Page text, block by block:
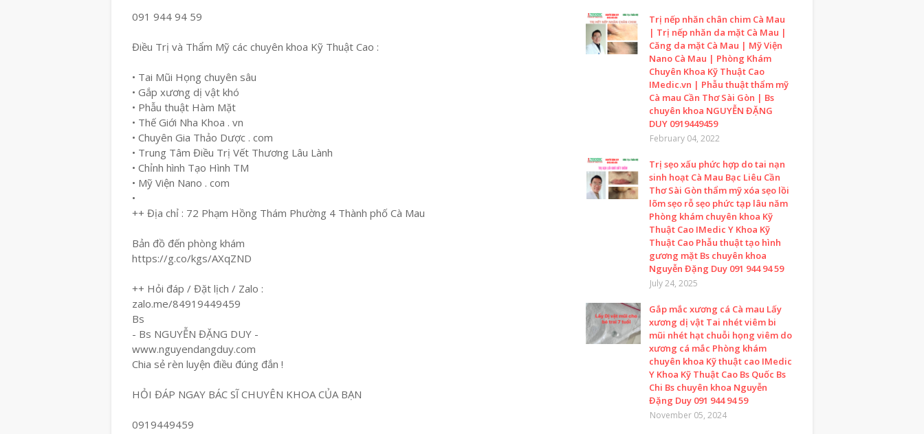
091 944 94 59
Điều Trị và Thẩm Mỹ các chuyên khoa Kỹ Thuật Cao :
• Tai Mũi Họng chuyên sâu
• Gắp xương dị vật khó
• Phẫu thuật Hàm Mặt
• Thế Giới Nha Khoa . vn
• Chuyên Gia Thảo Dược . com
• Trung Tâm Điều Trị Vết Thương Lâu Lành
• Chỉnh hình Tạo Hình TM
• Mỹ Viện Nano . com
•
++ Địa chỉ : 72 Phạm Hồng Thám Phường 4 Thành phố Cà Mau
Bản đồ đến phòng khám
https://g.co/kgs/AXqZND
++ Hỏi đáp / Đặt lịch / Zalo :
zalo.me/84919449459
Bs
- Bs NGUYỄN ĐẶNG DUY -
www.nguyendangduy.com
Chia sẻ rèn luyện điều đúng đắn !
HỎI ĐÁP NGAY BÁC SĨ CHUYÊN KHOA CỦA BẠN
0919449459
Trị nếp nhăn chân chim Cà Mau
| Trị nếp nhăn da mặt Cà Mau |
Căng da mặt Cà Mau | Mỹ Viện
Nano Cà Mau | Phòng Khám
Chuyên Khoa Kỹ Thuật Cao
IMedic.vn | Phẫu thuật thẩm mỹ
Cà mau Cần Thơ Sài Gòn | Bs
chuyên khoa NGUYỄN ĐẶNG
DUY 0919449459
February 04, 2022
Trị sẹo xấu phức hợp do tai nạn
sinh hoạt Cà Mau Bạc Liêu Cần
Thơ Sài Gòn thẩm mỹ xóa sẹo lồi
lõm sẹo rỗ sẹo phức tạp lâu năm
Phòng khám chuyên khoa Kỹ
Thuật Cao IMedic Y Khoa Kỹ
Thuật Cao Phẫu thuật tạo hình
gương mặt Bs chuyên khoa
Nguyễn Đặng Duy 091 944 94 59
July 24, 2025
Gắp mắc xương cá Cà mau Lấy
xương dị vật Tai nhét viêm bi
mũi nhét hạt chuỗi họng viêm do
xương cá mắc Phòng khám
chuyên khoa Kỹ thuật cao IMedic
Y Khoa Kỹ Thuật Cao Bs Quốc Bs
Chi Bs chuyên khoa Nguyễn
Đặng Duy 091 944 94 59
November 05, 2024